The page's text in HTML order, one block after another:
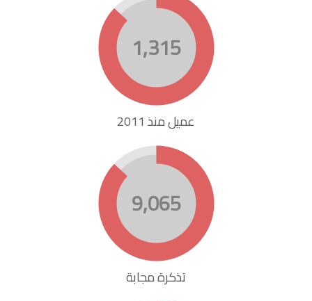
1,315
عميل منذ 2011
9,065
تذكرة مجابة